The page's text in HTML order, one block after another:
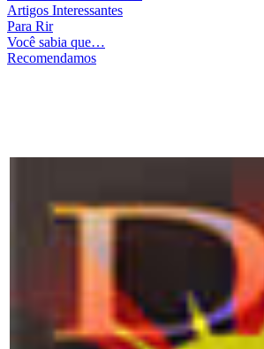
Artigos Interessantes
Para Rir
Você sabia que…
Recomendamos